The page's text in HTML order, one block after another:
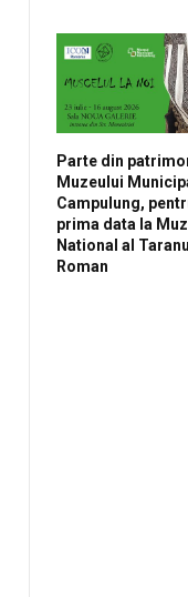
Parte din
Muzeului
Campulung,
prima data la
National al
Roman